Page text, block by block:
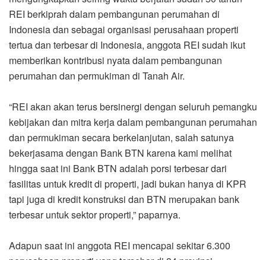
REI berkiprah dalam pembangunan perumahan di
Indonesia dan sebagai organisasi perusahaan properti
tertua dan terbesar di Indonesia, anggota REI sudah ikut
memberikan kontribusi nyata dalam pembangunan
perumahan dan permukiman di Tanah Air.
“REI akan akan terus bersinergi dengan seluruh pemangku
kebijakan dan mitra kerja dalam pembangunan perumahan
dan permukiman secara berkelanjutan, salah satunya
bekerjasama dengan Bank BTN karena kami melihat
hingga saat ini Bank BTN adalah porsi terbesar dari
fasilitas untuk kredit di properti, jadi bukan hanya di KPR
tapi juga di kredit konstruksi dan BTN merupakan bank
terbesar untuk sektor properti,” paparnya.
Adapun saat ini anggota REI mencapai sekitar 6.300